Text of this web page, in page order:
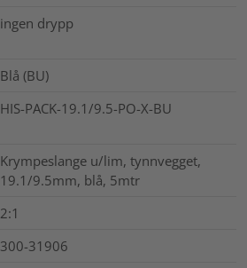
ingen drypp
Blå (BU)
HIS-PACK-19.1/9.5-PO-X-BU
Krympeslange u/lim, tynnvegget,
19.1/9.5mm, blå, 5mtr
2:1
300-31906